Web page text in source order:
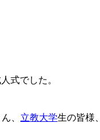
式でした。
、 立教大学生の皆様、